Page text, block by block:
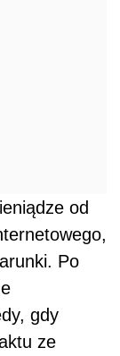
od
Po
gdy
ze